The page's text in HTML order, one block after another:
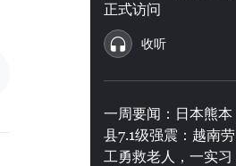
正式访问
收听
一周要闻：日本熊本
县7.1级强震：越南劳
工勇救老人，一实习